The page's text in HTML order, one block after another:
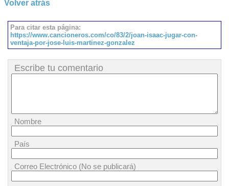
Volver atrás
Para citar esta página:
https://www.cancioneros.com/co/83/2/joan-isaac-jugar-con-
ventaja-por-jose-luis-martinez-gonzalez
Escribe tu comentario
Nombre
País
Correo Electrónico (No se publicará)